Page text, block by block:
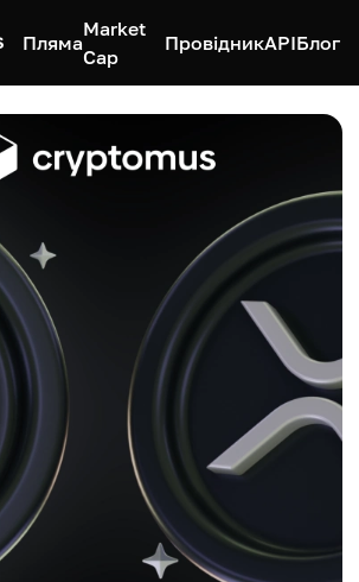
Пляма
Market
Cap
ПровідникAPIБлог